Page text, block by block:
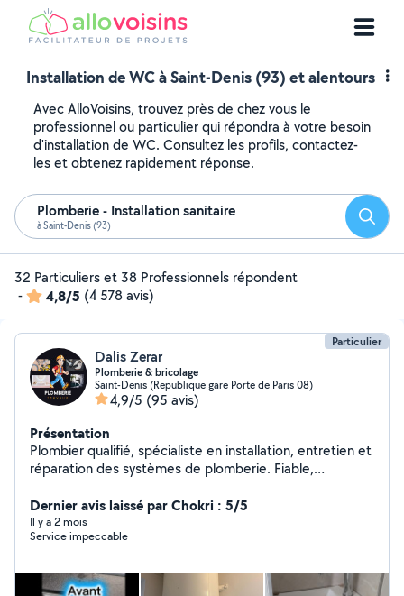
Installation de WC à Saint-Denis (93) et alentours
Avec AlloVoisins, trouvez près de chez vous le
professionnel ou particulier qui répondra à votre besoin
d'installation de WC. Consultez les profils, contactez-
les et obtenez rapidement réponse.
Plomberie - Installation sanitaire
à Saint-Denis (93)
32 Particuliers et 38 Professionnels répondent
-
4,8/5 (4 578 avis)
Particulier
Dalis Zerar
Plomberie & bricolage
Saint-Denis (Republique gare Porte de Paris 08)
4,9/5 (95 avis)
Présentation
Plombier qualifié, spécialiste en installation, entretien et
réparation des systèmes de plomberie. Fiable,
travail bien fait.
Dernier avis laissé par Chokri : 5/5
Il y a 2 mois
Service impeccable